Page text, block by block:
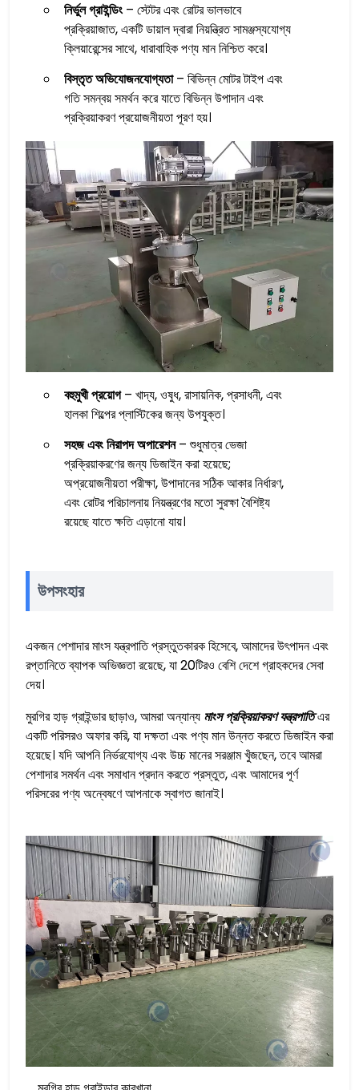
নির্ভুল গ্রাইন্ডিং– স্টেটর এবং রোটর ভালভাবে
প্রক্রিয়াজাত, একটি ডায়াল দ্বারা নিয়ন্ত্রিত সামঞ্জস্যযোগ্য
ক্লিয়ারেন্সের সাথে, ধারাবাহিক পণ্য মান নিশ্চিত করে।
বিস্তৃত অভিযোজনযোগ্যতা– বিভিন্ন মোটর টাইপ এবং
গতি সমন্বয় সমর্থন করে যাতে বিভিন্ন উপাদান এবং
প্রক্রিয়াকরণ প্রয়োজনীয়তা পূরণ হয়।
বহুমুখী প্রয়োগ– খাদ্য, ওষুধ, রাসায়নিক, প্রসাধনী, এবং
হালকা শিল্পের প্লাস্টিকের জন্য উপযুক্ত।
সহজ এবং নিরাপদ অপারেশন– শুধুমাত্র ভেজা
প্রক্রিয়াকরণের জন্য ডিজাইন করা হয়েছে;
অপ্রয়োজনীয়তা পরীক্ষা, উপাদানের সঠিক আকার নির্ধারণ,
এবং রোটর পরিচালনায় নিয়ন্ত্রণের মতো সুরক্ষা বৈশিষ্ট্য
রয়েছে যাতে ক্ষতি এড়ানো যায়।
উপসংহার
একজন পেশাদার মাংস যন্ত্রপাতি প্রস্তুতকারক হিসেবে, আমাদের উৎপাদন এবং
রপ্তানিতে ব্যাপক অভিজ্ঞতা রয়েছে, যা 20টিরও বেশি দেশে গ্রাহকদের সেবা
দেয়।
মুরগির হাড় গ্রাইন্ডার ছাড়াও, আমরা অন্যান্য মাংস প্রক্রিয়াকরণ যন্ত্রপাতিএর
একটি পরিসরও অফার করি, যা দক্ষতা এবং পণ্য মান উন্নত করতে ডিজাইন করা
হয়েছে। যদি আপনি নির্ভরযোগ্য এবং উচ্চ মানের সরঞ্জাম খুঁজছেন, তবে আমরা
পেশাদার সমর্থন এবং সমাধান প্রদান করতে প্রস্তুত, এবং আমাদের পূর্ণ
পরিসরের পণ্য অন্বেষণে আপনাকে স্বাগত জানাই।